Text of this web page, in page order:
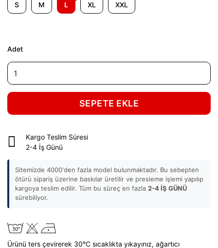
S M L XL XXL
Adet
SEPETE EKLE
Kargo Teslim Süresi
2-4 İş Günü
Sitemizde 4000'den fazla model bulunmaktadır. Bu sebepten
ötürü sipariş üzerine baskılar üretilir ve presleme işlemi yapılıp
kargoya teslim edilir. Tüm bu süreç en fazla 2-4 İŞ GÜNÜ
sürebiliyor.
Ürünü ters çevirerek 30°C sıcaklıkta yıkayınız, ağartıcı